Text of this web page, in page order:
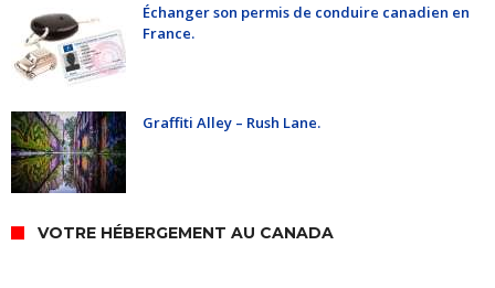
Échanger son permis de conduire canadien en
France.
Graffiti Alley – Rush Lane.
VOTRE HÉBERGEMENT AU CANADA